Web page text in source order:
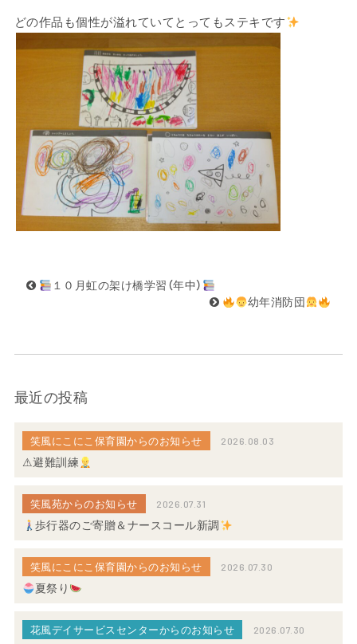
どの作品も個性が溢れていてとってもステキです
１０月虹の架け橋学習（年中）
幼年消防団
最近の投稿
笑風にこにこ保育園からのお知らせ 2026.08.03
⚠避難訓練
笑風苑からのお知らせ 2026.07.31
歩行器のご寄贈＆ナースコール新調
笑風にこにこ保育園からのお知らせ 2026.07.30
夏祭り
花風デイサービスセンターからのお知らせ 2026.07.30